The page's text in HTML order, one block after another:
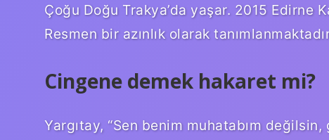
Çoğu Doğu Trakya’da yaşar. 2015 Edirne
Resmen bir azınlık olarak
Cingene demek hakaret mi?
Yargıtay, “Sen benim muhatabım